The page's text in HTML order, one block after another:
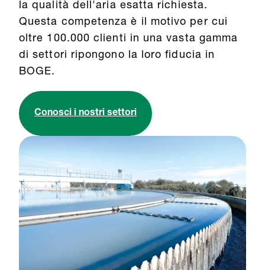
la qualità dell'aria esatta richiesta.
Questa competenza è il motivo per cui
oltre 100.000 clienti in una vasta gamma
di settori ripongono la loro fiducia in
BOGE.
Conosci i nostri settori